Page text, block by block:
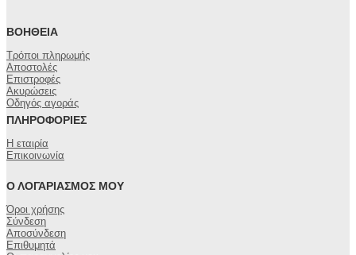
ΒΟΉΘΕΙΑ
Τρόποι πληρωμής
Αποστολές
Επιστροφές
Ακυρώσεις
Οδηγός αγοράς
ΠΛΗΡΟΦΟΡΊΕΣ
Η εταιρία
Επικοινωνία
Ο ΛΟΓΑΡΙΑΣΜΌΣ ΜΟΥ
Όροι χρήσης
Σύνδεση
Αποσύνδεση
Επιθυμητά